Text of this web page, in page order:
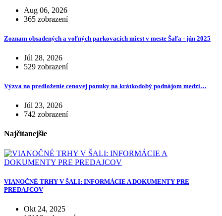
Aug 06, 2026
365 zobrazení
Zoznam obsadených a voľných parkovacích miest v meste Šaľa - jún 2025
Júl 28, 2026
529 zobrazení
Výzva na predloženie cenovej ponuky na krátkodobý podnájom medzi…
Júl 23, 2026
742 zobrazení
Najčítanejšie
VIANOČNÉ TRHY V ŠALI: INFORMÁCIE A DOKUMENTY PRE
PREDAJCOV
Okt 24, 2025